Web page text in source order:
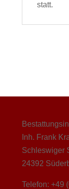
statt.
Inh. Frank
Schleswiger
24392
Telefon: +49